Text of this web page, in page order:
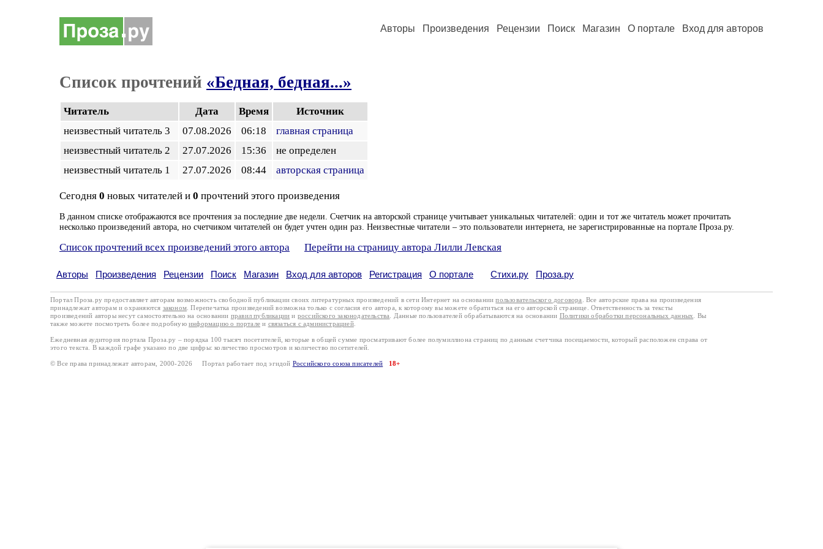
Авторы Произведения Рецензии Поиск Магазин О портале Вход для авторов
Список прочтений «Бедная, бедная...»
Читатель Дата Время
Источник
неизвестный читатель 3
07.08.2026 06:18
главная страница
неизвестный читатель 2
27.07.2026 15:36
не определен
неизвестный читатель 1
27.07.2026 08:44 авторская страница
Сегодня 0 новых читателей и 0 прочтений этого произведения
В данном списке отображаются все прочтения за последние две недели. Счетчик на авторской странице учитывает уникальных читателей: один и тот же читатель может прочитать
несколько произведений автора, но счетчиком читателей он будет учтен один раз. Неизвестные читатели – это пользователи интернета, не зарегистрированные на портале Проза.ру.
Список прочтений всех произведений этого автора Перейти на страницу автора Лилли Левская
Авторы Произведения Рецензии Поиск Магазин Вход для авторов Регистрация О портале Стихи.ру Проза.ру
Портал Проза.ру предоставляет авторам возможность свободной публикации своих литературных произведений в сети Интернет на основаниипользовательского договора
. Все авторские права на произведения
принадлежат авторам и охраняются законом . Перепечатка произведений возможна только с согласия его автора, к которому вы можете обратиться на его авторской странице. Ответственность за тексты
произведений авторы несут самостоятельно на основании правил публикации и российского законодательства . Данные пользователей обрабатываются на основании Политики обработки персональных данных
. Вы
также можете посмотреть более подробную информацию о портале и связаться с администрацией.
Ежедневная аудитория портала Проза.ру – порядка 100 тысяч посетителей, которые в общей сумме просматривают более полумиллиона страниц по данным счетчика посещаемости, который расположен справа от
этого текста. В каждой графе указано по две цифры: количество просмотров и количество посетителей.
© Все права принадлежат авторам, 2000-2026 Портал работает под эгидой Российского союза писателей 18+